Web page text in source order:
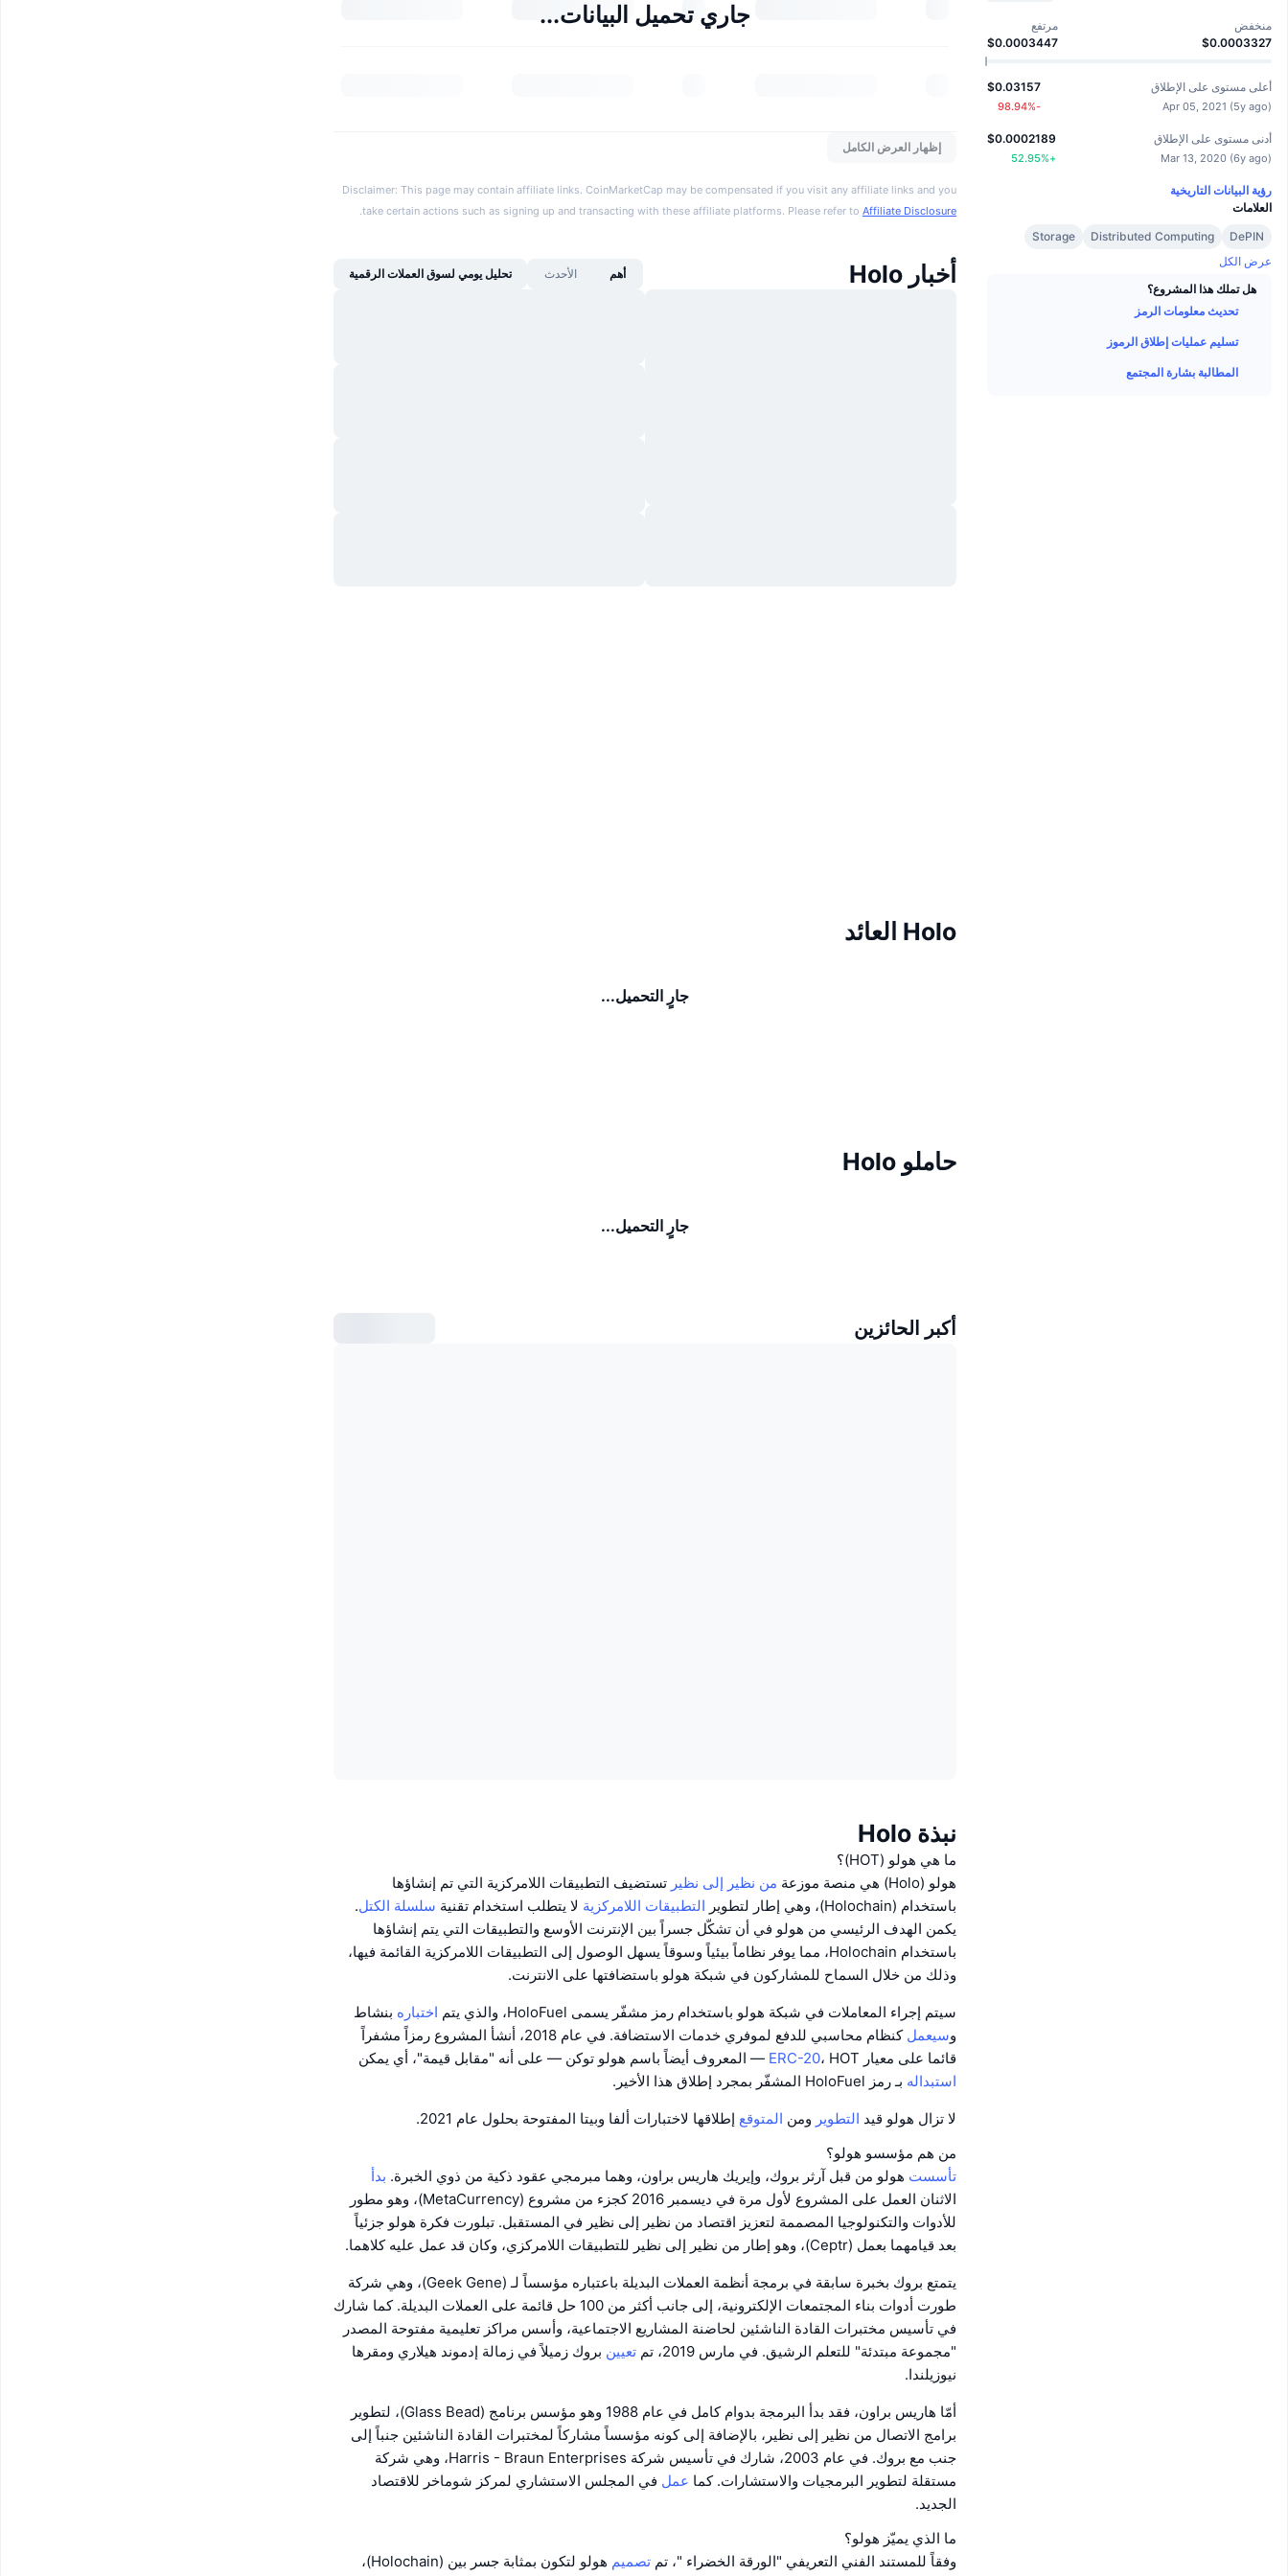
منخفض
$0.0003327
مرتفع
$0.0003447
أعلى مستوى على الإطلاق
Apr 05, 2021 (5y ago)
$0.03157
-98.94
%
أدنى مستوى على الإطلاق
Mar 13, 2020 (6y ago)
$0.0002189
+
52.95%
رؤية البيانات التاريخية
العلامات
DePIN
Distributed Computing
Storage
عرض الكل
هل تملك هذا المشروع؟
تحديث معلومات الرمز
تسليم عمليات إطلاق الرموز
المطالبة بشارة المجتمع
جاري تحميل البيانات...
إظهار العرض الكامل
Disclaimer: This page may contain affiliate links. CoinMarketCap may be compensated if you visit any affiliate links and you
take certain actions such as signing up and transacting with these affiliate platforms. Please refer to Affiliate Disclosure
.
أخبار Holo أهم الأحدث تحليل يومي لسوق العملات الرقمية
Holo العائد
جارٍ التحميل...
حاملو Holo
جارٍ التحميل...
أكبر الحائزين
نبذة Holo
ما هي هولو (HOT)؟
هولو (Holo) هي منصة موزعة
من نظير إلى نظير تستضيف التطبيقات اللامركزية التي تم إنشاؤها
باستخدام (Holochain)، وهي إطار لتطوير
التطبيقات اللامركزية لا يتطلب استخدام تقنية سلسلة الكتل.
يكمن الهدف الرئيسي من هولو في أن تشكّل جسراً بين الإنترنت الأوسع والتطبيقات التي يتم إنشاؤها
باستخدام Holochain، مما يوفر نظاماً بيئياً وسوقاً يسهل الوصول إلى التطبيقات اللامركزية القائمة فيها،
وذلك من خلال السماح للمشاركون في شبكة هولو باستضافتها على الانترنت.
سيتم إجراء المعاملات في شبكة هولو باستخدام رمز مشفّر يسمى HoloFuel، والذي يتم اختباره بنشاط
وسيعمل
كنظام محاسبي للدفع لموفري خدمات الاستضافة. في عام 2018، أنشأ المشروع رمزاً مشفراً
قائما على معيار
ERC-20، HOT — المعروف أيضاً باسم هولو توكن — على أنه "مقابل قيمة"، أي يمكن
استبداله بـ رمز HoloFuel المشفّر بمجرد إطلاق هذا الأخير.
لا تزال هولو قيد التطوير ومن المتوقع إطلاقها لاختبارات ألفا وبيتا المفتوحة بحلول عام 2021.
من هم مؤسسو هولو؟
تأسست هولو من قبل آرثر بروك، وإيريك هاريس براون، وهما مبرمجي عقود ذكية من ذوي الخبرة. بدأ
الاثنان العمل على المشروع لأول مرة في ديسمبر 2016 كجزء من مشروع (MetaCurrency)، وهو مطور
للأدوات والتكنولوجيا المصممة لتعزيز اقتصاد من نظير إلى نظير في المستقبل. تبلورت فكرة هولو جزئياً
بعد قيامهما بعمل (Ceptr)، وهو إطار من نظير إلى نظير للتطبيقات اللامركزي، وكان قد عمل عليه كلاهما.
يتمتع بروك بخبرة سابقة في برمجة أنظمة العملات البديلة باعتباره مؤسساً لـ (Geek Gene)، وهي شركة
طورت أدوات بناء المجتمعات الإلكترونية، إلى جانب أكثر من 100 حل قائمة على العملات البديلة. كما شارك
في تأسيس مختبرات القادة الناشئين لحاضنة المشاريع الاجتماعية، وأسس مراكز تعليمية مفتوحة المصدر
"مجموعة مبتدئة" للتعلم الرشيق. في مارس 2019، تم
تعيين بروك زميلاً في زمالة إدموند هيلاري ومقرها
نيوزيلندا.
أمّا هاريس براون، فقد بدأ البرمجة بدوام كامل في عام 1988 وهو مؤسس برنامج (Glass Bead)، لتطوير
برامج الاتصال من نظير إلى نظير، بالإضافة إلى كونه مؤسساً مشاركاً لمختبرات القادة الناشئين جنباً إلى
جنب مع بروك. في عام 2003، شارك في تأسيس شركة Harris - Braun Enterprises، وهي شركة
مستقلة لتطوير البرمجيات والاستشارات. كما عمل في المجلس الاستشاري لمركز شوماخر للاقتصاد
الجديد.
ما الذي يميّز هولو؟
وفقاً للمستند الفني التعريفي "الورقة الخضراء "، تم تصميم
هولو لتكون بمثابة جسر بين (Holochain)،